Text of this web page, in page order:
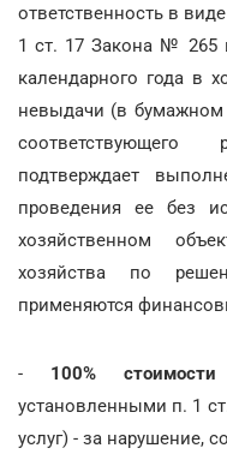
ответственность в
1 ст. 17 Закона № 265
календарного года в
невыдачи (в бумажном
соответствующего
подтверждает
проведения ее без
хозяйственном
хозяйства по
применяются
- 100% стоимости
установленными п. 1
услуг) - за нарушение,